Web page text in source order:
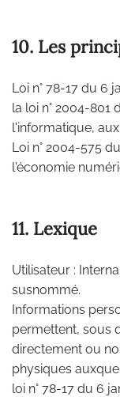
10. Les
Loi n° 78-17 du 6
la loi n° 2004-801
l'informatique,
Loi n° 2004-575
l'économie
11. Lexique
Utilisateur :
susnommé.
Informations
permettent, sous
directement ou
physiques
loi n° 78-17 du 6